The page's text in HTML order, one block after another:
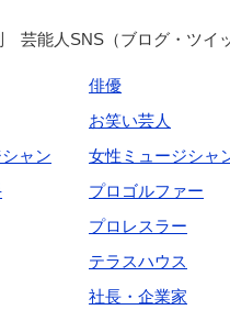
能人SNS（ブログ・ツイ
俳優
お笑い芸人
ャン
女性ミュージシャ
プロゴルファー
プロレスラー
テラスハウス
社長・企業家